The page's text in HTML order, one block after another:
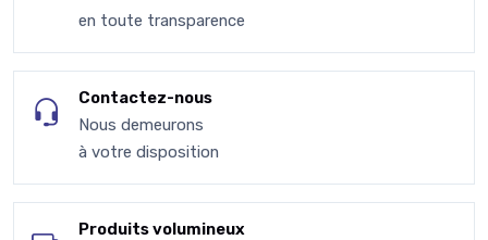
en toute transparence
Contactez-nous
Nous demeurons
à votre disposition
Produits volumineux